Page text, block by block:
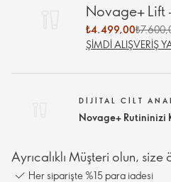
Novage+ Lift
₺4.499,00
ŞIMDI ALIŞVERIŞ
DIJITAL CILT
Novage+ Rutininizi
Ayrıcalıklı Müşteri olun, size
Her siparişte %15 para iadesi